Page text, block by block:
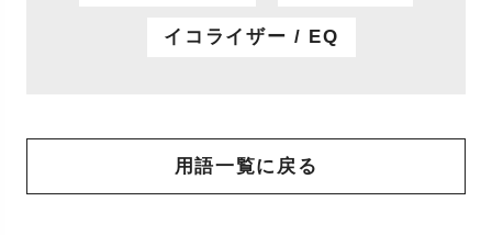
イコライザー / EQ
用語一覧に戻る